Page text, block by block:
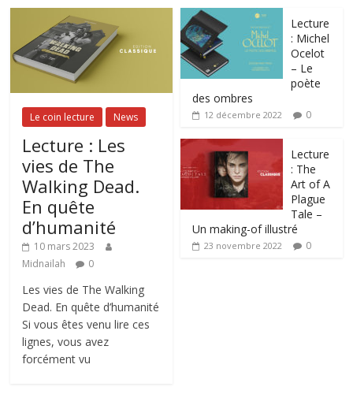
Le coin lecture News
Lecture : Les
vies de The
Walking Dead.
En quête
d’humanité
10 mars 2023
Midnailah
0
Les vies de The Walking
Dead. En quête d’humanité
Si vous êtes venu lire ces
lignes, vous avez
forcément vu
Lecture
: Michel
Ocelot
– Le
poète
des ombres
12 décembre 2022 0
Lecture
: The
Art of A
Plague
Tale –
Un making-of illustré
23 novembre 2022 0